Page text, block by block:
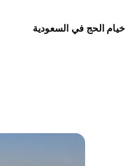
الحج في السعودية